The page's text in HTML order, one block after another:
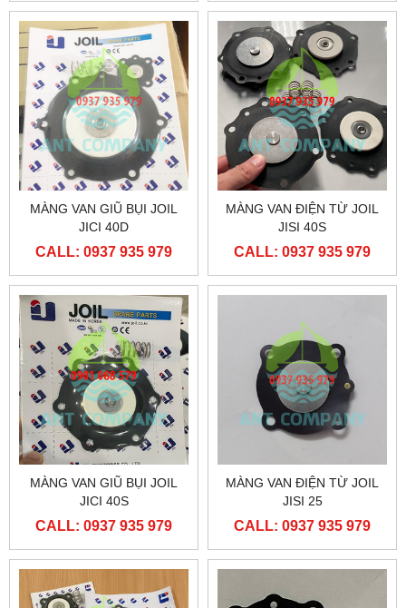
MÀNG VAN GIŨ BỤI JOIL
JICI 40D
CALL: 0937 935 979
MÀNG VAN ĐIỆN TỪ JOIL
JISI 40S
CALL: 0937 935 979
MÀNG VAN GIŨ BỤI JOIL
JICI 40S
CALL: 0937 935 979
MÀNG VAN ĐIỆN TỪ JOIL
JISI 25
CALL: 0937 935 979